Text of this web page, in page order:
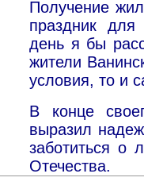
Получение
праздник
день я бы
жители
условия, то и
В конце
выразил
заботиться о
Отечества.